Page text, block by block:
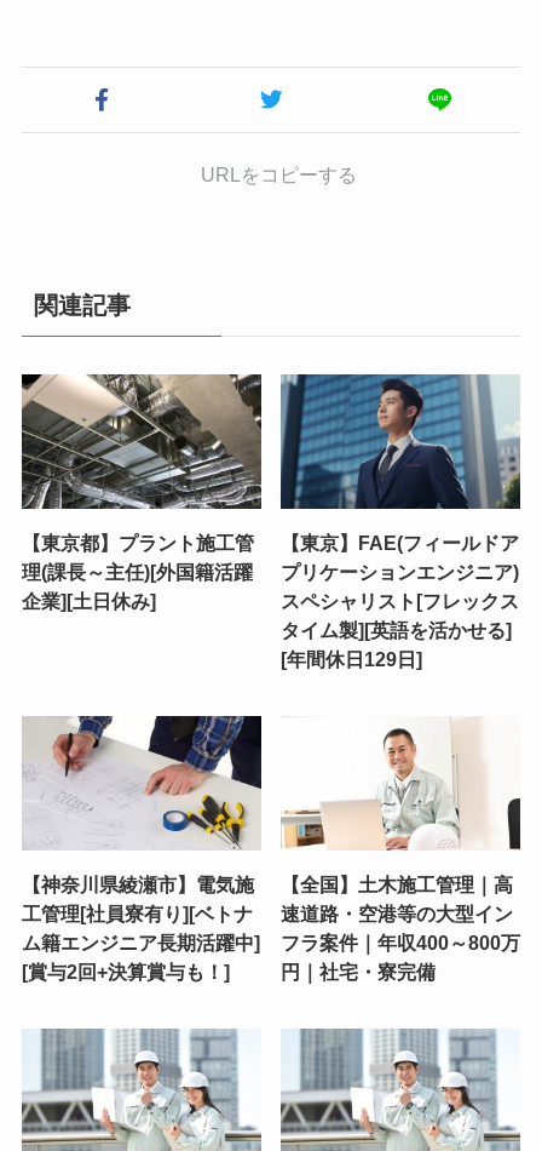
URLをコピーする
関連記事
【東京都】プラント施工管
理(課長～主任)[外国籍活躍
企業][土日休み]
【東京】FAE(フィールドア
プリケーションエンジニア)
スペシャリスト[フレックス
タイム製][英語を活かせる]
[年間休日129日]
【神奈川県綾瀬市】電気施
工管理[社員寮有り][ベトナ
ム籍エンジニア長期活躍中]
[賞与2回+決算賞与も！]
【全国】土木施工管理｜高
速道路・空港等の大型イン
フラ案件｜年収400～800万
円｜社宅・寮完備